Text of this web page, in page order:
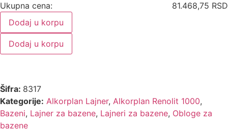
Ukupna cena:
81.468,75 RSD
Dodaj u korpu
Dodaj u korpu
Šifra: 8317
Kategorije: Alkorplan Lajner, Alkorplan Renolit 1000,
Bazeni, Lajner za bazene, Lajneri za bazene, Obloge za
bazene